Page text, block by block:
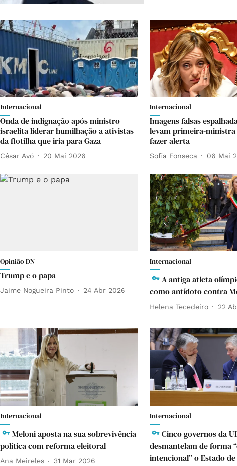
Internacional
Onda de indignação após ministro
israelita liderar humilhação a ativistas
da flotilha que iria para Gaza
César Avó 20 Mai 2026
Internacional
Imagens falsas
levam primeira-ministra
fazer alerta
Sofia Fonseca 06 Mai
Opinião DN
Trump e o papa
Jaime Nogueira Pinto 24 Abr 2026
Internacional
A antiga atleta
como antídoto contra
Helena Tecedeiro 22
Internacional
Meloni aposta na sua sobrevivência
política com reforma eleitoral
Ana Meireles 31 Mar 2026
Internacional
Cinco governos da
desmantelam de forma
intencional” o Estado